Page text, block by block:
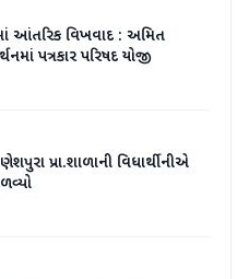
આંતરિક વિખવાદ : અમિત
પત્રકાર પરિષદ યોજી
પ્રા.શાળાની વિધાર્થીનીએ